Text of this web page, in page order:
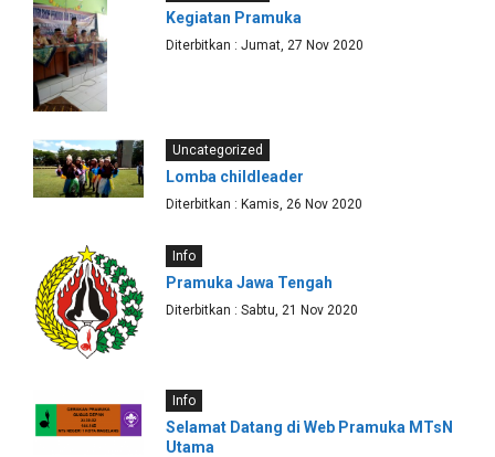
Kegiatan Pramuka
Diterbitkan : Jumat, 27 Nov 2020
Uncategorized
Lomba childleader
Diterbitkan : Kamis, 26 Nov 2020
Info
Pramuka Jawa Tengah
Diterbitkan : Sabtu, 21 Nov 2020
Info
Selamat Datang di Web Pramuka MTsN
Utama